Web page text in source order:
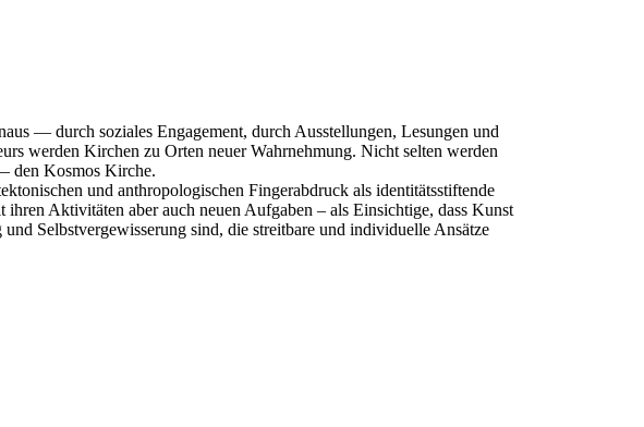
— durch soziales Engagement, durch Ausstellungen, Lesungen und
werden Kirchen zu Orten neuer Wahrnehmung. Nicht selten werden
den Kosmos Kirche.
und anthropologischen Fingerabdruck als identitätsstiftende
Aktivitäten aber auch neuen Aufgaben – als Einsichtige, dass Kunst
Selbstvergewisserung sind, die streitbare und individuelle Ansätze